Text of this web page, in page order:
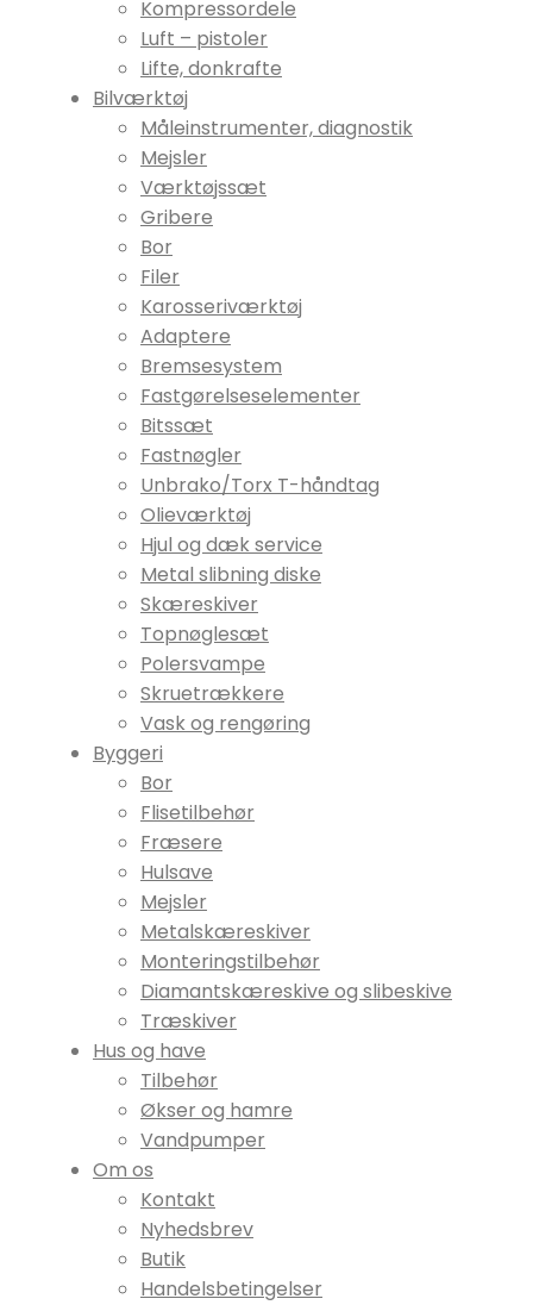
Kompressordele
Luft – pistoler
Lifte, donkrafte
Bilværktøj
Måleinstrumenter, diagnostik
Mejsler
Værktøjssæt
Gribere
Bor
Filer
Karosseriværktøj
Adaptere
Bremsesystem
Fastgørelseselementer
Bitssæt
Fastnøgler
Unbrako/Torx T-håndtag
Olieværktøj
Hjul og dæk service
Metal slibning diske
Skæreskiver
Topnøglesæt
Polersvampe
Skruetrækkere
Vask og rengøring
Byggeri
Bor
Flisetilbehør
Fræsere
Hulsave
Mejsler
Metalskæreskiver
Monteringstilbehør
Diamantskæreskive og slibeskive
Træskiver
Hus og have
Tilbehør
Økser og hamre
Vandpumper
Om os
Kontakt
Nyhedsbrev
Butik
Handelsbetingelser